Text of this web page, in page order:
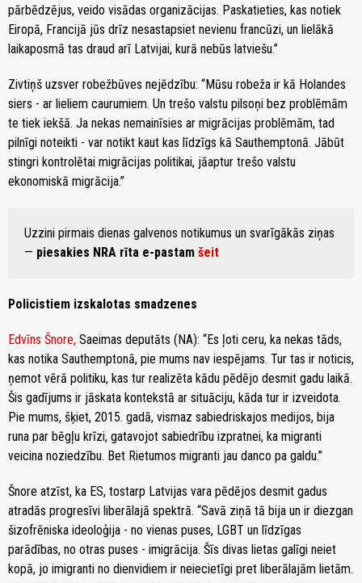
pārbēdzējus, veido visādas organizācijas. Paskatieties, kas notiek
Eiropā, Francijā jūs drīz nesastapsiet nevienu francūzi, un lielākā
laikaposmā tas draud arī Latvijai, kurā nebūs latviešu.”
Zivtiņš uzsver robežbūves nejēdzību: “Mūsu robeža ir kā Holandes
siers - ar lieliem caurumiem. Un trešo valstu pilsoņi bez problēmām
te tiek iekšā. Ja nekas nemainīsies ar migrācijas problēmām, tad
pilnīgi noteikti - var notikt kaut kas līdzīgs kā Sauthemptonā. Jābūt
stingri kontrolētai migrācijas politikai, jāaptur trešo valstu
ekonomiskā migrācija.”
Uzzini pirmais dienas galvenos notikumus un svarīgākās ziņas
— piesakies NRA rīta e-pastam šeit
Policistiem izskalotas smadzenes
Edvīns Šnore, Saeimas deputāts (NA): “Es ļoti ceru, ka nekas tāds,
kas notika Sauthemptonā, pie mums nav iespējams. Tur tas ir noticis,
ņemot vērā politiku, kas tur realizēta kādu pēdējo desmit gadu laikā.
Šis gadījums ir jāskata kontekstā ar situāciju, kāda tur ir izveidota.
Pie mums, šķiet, 2015. gadā, vismaz sabiedriskajos medijos, bija
runa par bēgļu krīzi, gatavojot sabiedrību izpratnei, ka migranti
veicina noziedzību. Bet Rietumos migranti jau danco pa galdu.”
Šnore atzīst, ka ES, tostarp Latvijas vara pēdējos desmit gadus
atradās progresīvi liberālajā spektrā. “Savā ziņā tā bija un ir diezgan
šizofrēniska ideoloģija - no vienas puses, LGBT un līdzīgas
parādības, no otras puses - imigrācija. Šīs divas lietas galīgi neiet
kopā, jo imigranti no dienvidiem ir neiecietīgi pret liberālajām lietām.